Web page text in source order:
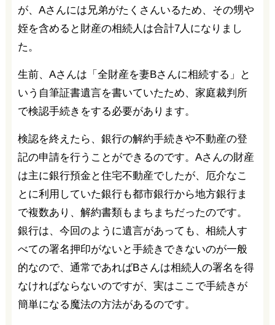
が、Aさんには兄弟がたくさんいるため、その甥や
姪を含めると財産の相続人は合計7人になりまし
た。
生前、Aさんは「全財産を妻Bさんに相続する」と
いう自筆証書遺言を書いていたため、家庭裁判所
で検認手続きをする必要があります。
検認を終えたら、銀行の解約手続きや不動産の登
記の申請を行うことができるのです。Aさんの財産
は主に銀行預金と住宅不動産でしたが、厄介なこ
とに利用していた銀行も都市銀行から地方銀行ま
で複数あり、解約書類もまちまちだったのです。
銀行は、今回のように遺言があっても、相続人す
べての署名押印がないと手続きできないのが一般
的なので、通常であればBさんは相続人の署名を得
なければならないのですが、実はここで手続きが
簡単になる魔法の方法があるのです。